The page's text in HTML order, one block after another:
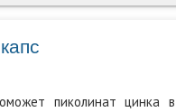
пиколинат цинка в